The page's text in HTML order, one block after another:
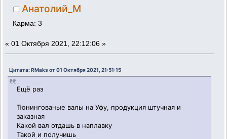
Анатолий_М
Карма: 3
« 01 Октября 2021, 22:12:06 »
Цитата: RMaks от 01 Октября 2021, 21:51:15
Ещё раз
Тюнингованые валы на Уфу, продукция штучная и
заказная
Какой вал отдашь в наплавку
Такой и получишь